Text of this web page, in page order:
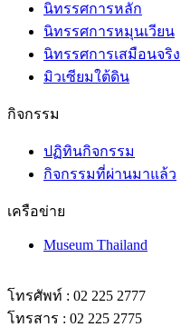
นิทรรศการหลัก
นิทรรศการหมุนเวียน
นิทรรศการเสมือนจริง
มิวเซียมใต้ดิน
กิจกรรม
ปฏิทินกิจกรรม
กิจกรรมที่ผ่านมาแล้ว
เครือข่าย
Museum Thailand
โทรศัพท์ : 02 225 2777
โทรสาร : 02 225 2775